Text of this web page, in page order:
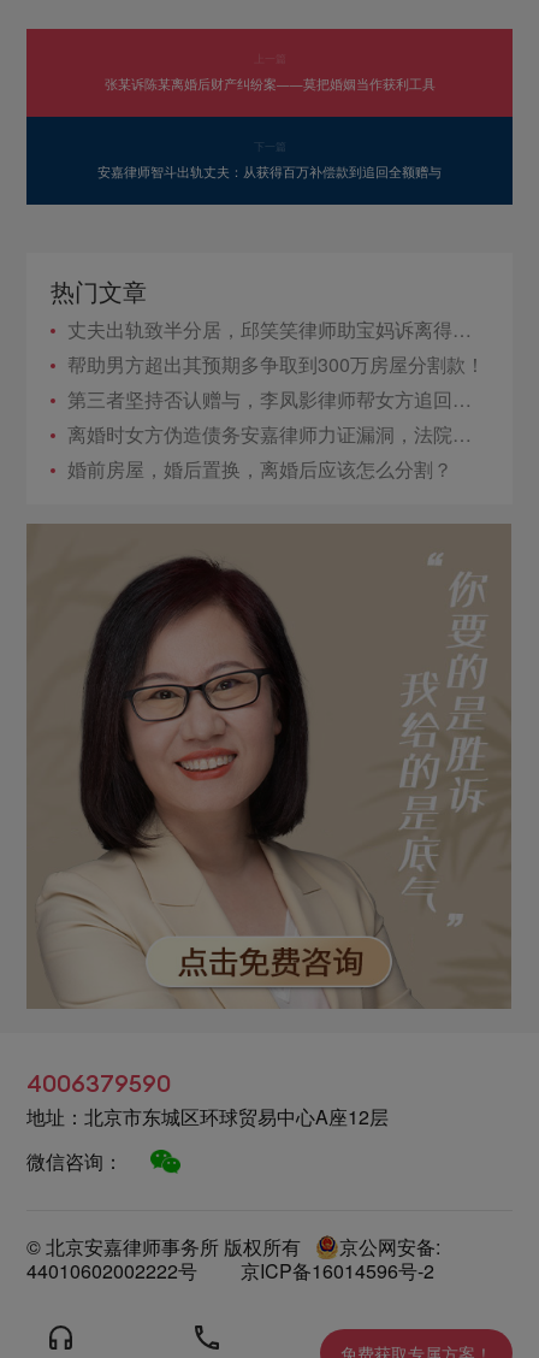
上一篇
张某诉陈某离婚后财产纠纷案——莫把婚姻当作获利工具
下一篇
安嘉律师智斗出轨丈夫：从获得百万补偿款到追回全额赠与
热门文章
丈夫出轨致半分居，邱笑笑律师助宝妈诉离得房产+折价款！
帮助男方超出其预期多争取到300万房屋分割款！
第三者坚持否认赠与，李凤影律师帮女方追回夫妻共同财产
离婚时女方伪造债务安嘉律师力证漏洞，法院：债务不认工资不分！
婚前房屋，婚后置换，离婚后应该怎么分割？
4006379590
地址：北京市东城区环球贸易中心A座12层
微信咨询：
© 北京安嘉律师事务所 版权所有
京公网安备:
44010602002222号
京ICP备16014596号-2
免费获取专属方案！